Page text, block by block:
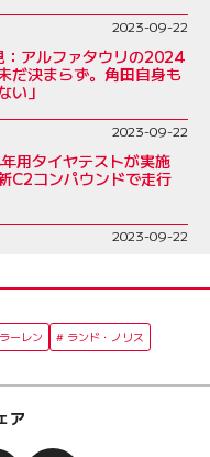
2023-09-22
アルファタウリの2024
だ決まらず。角田自身も
い」
2023-09-22
用タイヤテストが実施
C2コンパウンドで走行
2023-09-22
ーレン ランド・ノリス
ア